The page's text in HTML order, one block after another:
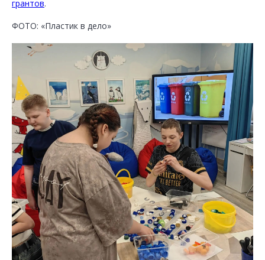
грантов.
ФОТО: «Пластик в дело»